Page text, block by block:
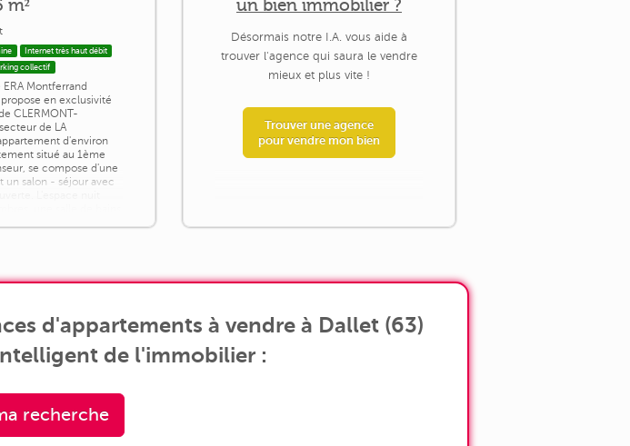
m²
Internet très haut débit
collectif
Montferrand
en exclusivité
CLERMONT-
de LA
d'environ
situé au 1ème
se compose d'une
un salon - séjour avec
un bien immobilier ?
Désormais notre I.A. vous aide à
trouver l'agence qui saura le vendre
mieux et plus vite !
Trouver une agence
pour vendre mon bien
d'appartements à vendre à Dallet (63)
de l'immobilier :
recherche